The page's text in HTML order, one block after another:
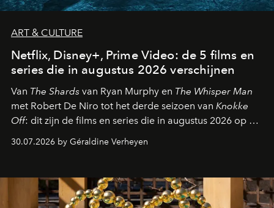
ART & CULTURE
Netflix, Disney+, Prime Video: de 5 films en
series die in augustus 2026 verschijnen
Van The Shards van Ryan Murphy en The Whisper Man
met Robert De Niro tot het derde seizoen van Knokke
Off: dit zijn de films en series die in augustus 2026 op de
30.07.2026 by Géraldine Verheyen